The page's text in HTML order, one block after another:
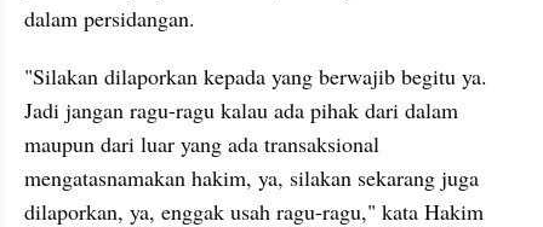
dalam persidangan.
"Silakan dilaporkan kepada yang berwajib begitu ya.
Jadi jangan ragu-ragu kalau ada pihak dari dalam
maupun dari luar yang ada transaksional
mengatasnamakan hakim, ya, silakan sekarang juga
dilaporkan, ya, enggak usah ragu-ragu," kata Hakim